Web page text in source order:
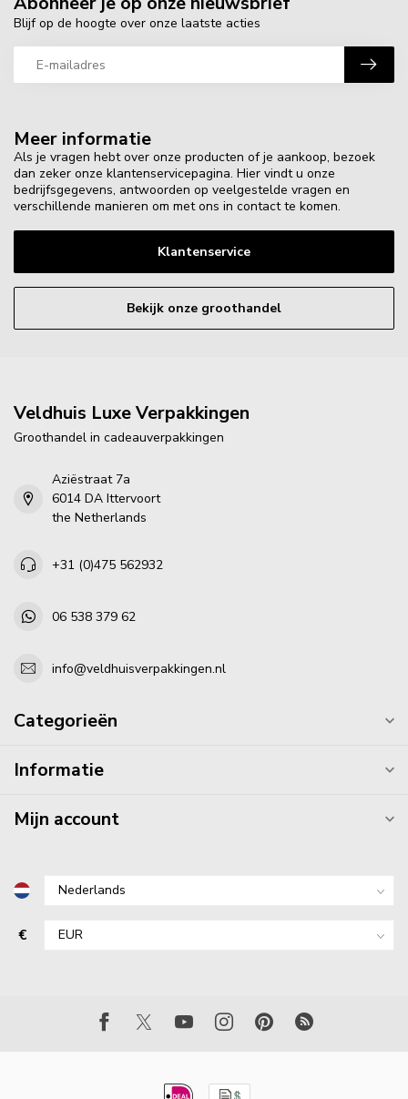
Meer informatie
Als je vragen hebt over onze producten of je aankoop, bezoek
dan zeker onze klantenservicepagina. Hier vindt u onze
bedrijfsgegevens, antwoorden op veelgestelde vragen en
verschillende manieren om met ons in contact te komen.
Klantenservice
Bekijk onze groothandel
Blijf op de hoogte over onze laatste acties
Veldhuis Luxe Verpakkingen
Groothandel in cadeauverpakkingen
Aziëstraat 7a
6014 DA Ittervoort
the Netherlands
+31 (0)475 562932
06 538 379 62
info@veldhuisverpakkingen.nl
Categorieën
Informatie
Mijn account
€